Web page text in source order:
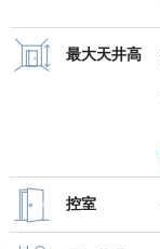
最大天井高
控室